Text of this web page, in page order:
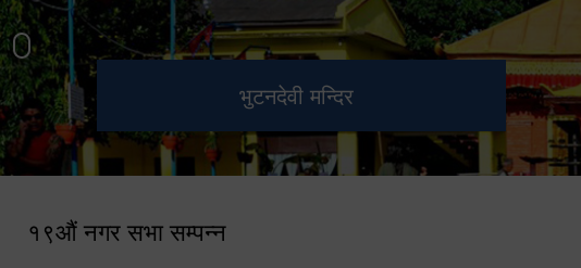
भुटनदेवी मन्दिर
स्मारक
हेटौंडा उपमहानगरपालिका नगर
कार्यपालिकाको कार्यालय
मनकामना डाँडाबाट देखिएको दृश्य
१९औं नगर सभा सम्पन्न